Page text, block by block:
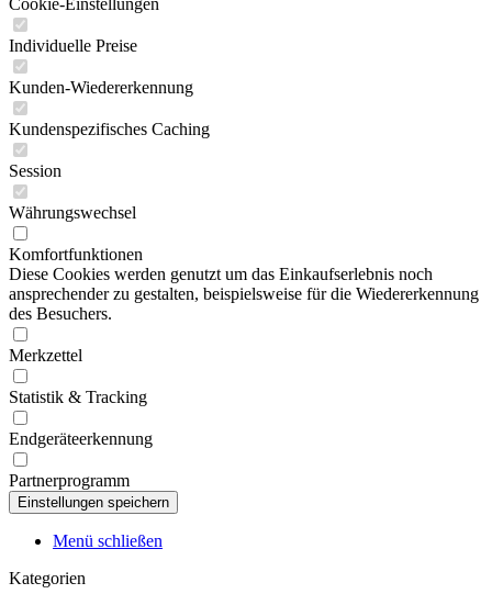
Cookie-Einstellungen
Individuelle Preise
Kunden-Wiedererkennung
Kundenspezifisches Caching
Session
Währungswechsel
Komfortfunktionen
Diese Cookies werden genutzt um das Einkaufserlebnis noch
ansprechender zu gestalten, beispielsweise für die Wiedererkennung
des Besuchers.
Merkzettel
Statistik & Tracking
Endgeräteerkennung
Partnerprogramm
Menü schließen
Kategorien